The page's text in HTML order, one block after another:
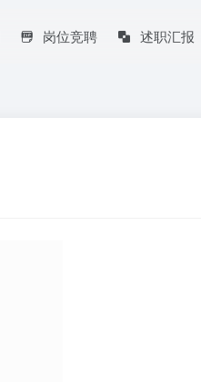
岗位竞聘 述职汇报